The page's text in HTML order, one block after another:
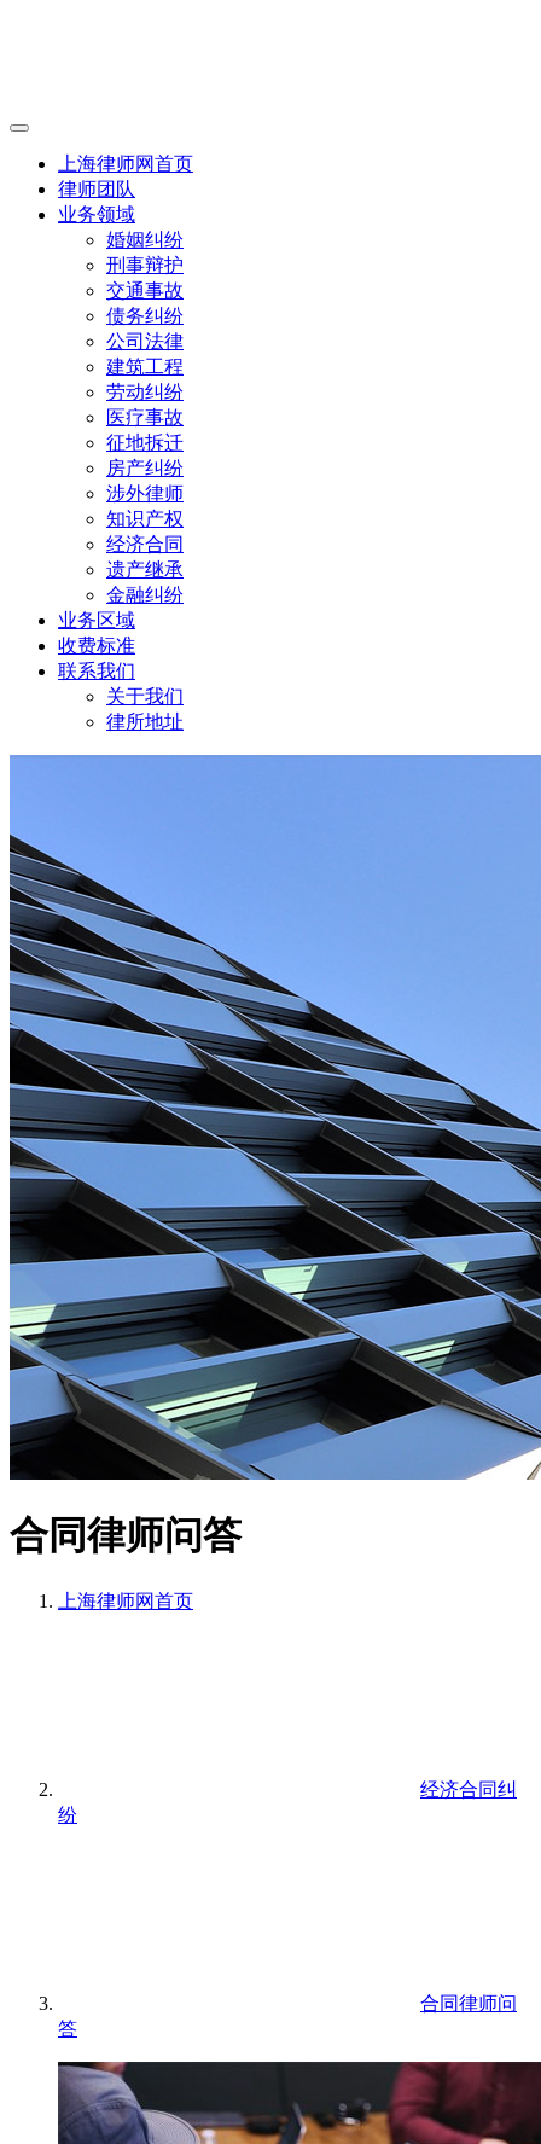
上海律师网首页
律师团队
业务领域
婚姻纠纷
刑事辩护
交通事故
债务纠纷
公司法律
建筑工程
劳动纠纷
医疗事故
征地拆迁
房产纠纷
涉外律师
知识产权
经济合同
遗产继承
金融纠纷
业务区域
收费标准
联系我们
关于我们
律所地址
合同律师问答
上海律师网首页
经济合同纠
纷
合同律师问
答